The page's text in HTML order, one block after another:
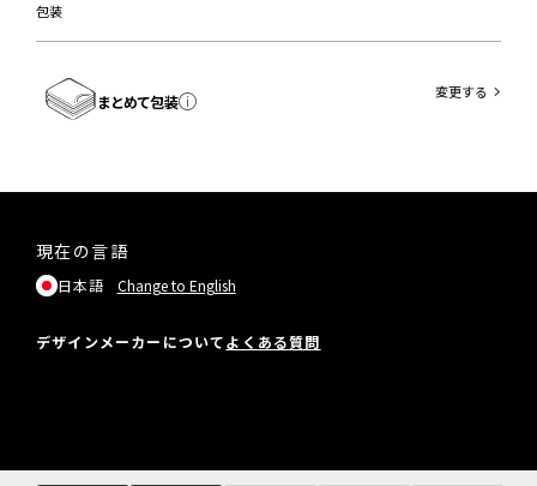
包装
まとめて包装 変更する
現在の言語
日本語 Change to English
デザインメーカーについてよくある質問